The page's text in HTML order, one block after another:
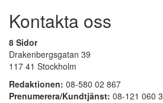
Kontakta oss
8 Sidor
Drakenbergsgatan 39
117 41 Stockholm
Redaktionen: 08-580 02 867
Prenumerera/Kundtjänst: 08-121 060